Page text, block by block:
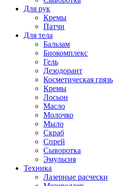
Для рук
Кремы
Патчи
Для тела
Бальзам
Биокомплекс
Гель
Дезодорант
Косметическая грязь
Кремы
Лосьон
Масло
Молочко
Мыло
Скраб
Спрей
Сыворотка
Эмульсия
Техника
Лазерные расчески